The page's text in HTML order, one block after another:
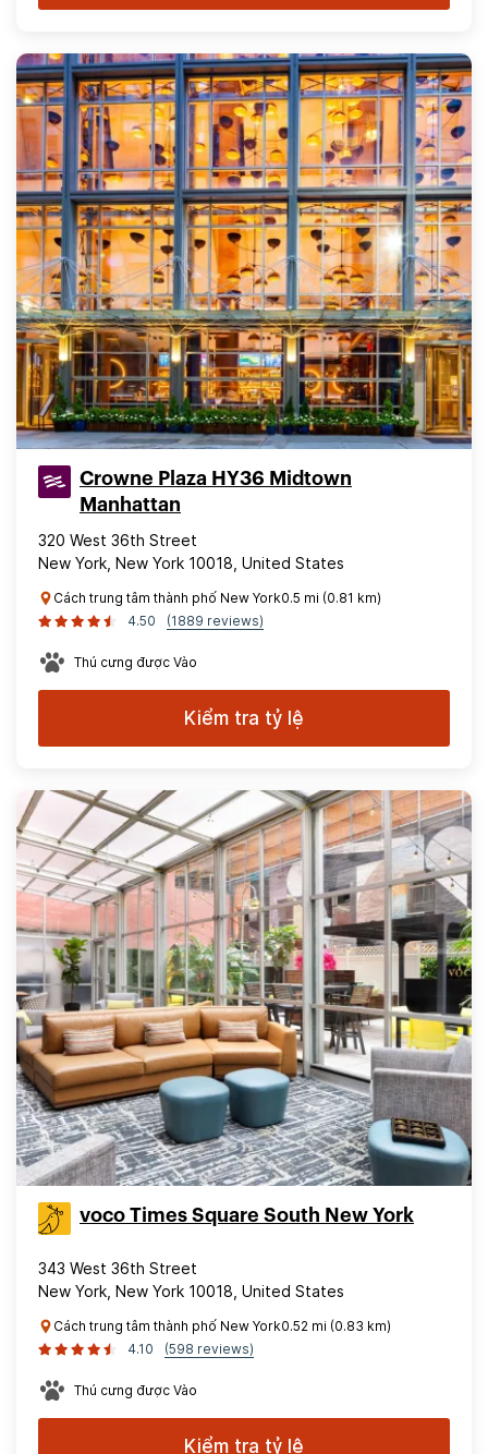
Crowne Plaza HY36 Midtown
Manhattan
320 West 36th Street
New York, New York 10018, United States
Cách trung tâm thành phố New York0.5 mi (0.81 km)
4.50
(1889 reviews)
Thú cưng được Vào
Kiểm tra tỷ lệ
voco Times Square South New York
343 West 36th Street
New York, New York 10018, United States
Cách trung tâm thành phố New York0.52 mi (0.83 km)
4.10
(598 reviews)
Thú cưng được Vào
Kiểm tra tỷ lệ